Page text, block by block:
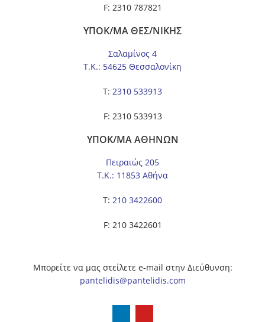
F: 2310 787821
ΥΠΟΚ/ΜΑ ΘΕΣ/ΝΙΚΗΣ
Σαλαμίνος 4
Τ.Κ.: 54625 Θεσσαλονίκη
Τ: 2310 533913
F: 2310 533913
ΥΠΟΚ/ΜΑ ΑΘΗΝΩΝ
Πειραιώς 205
Τ.Κ.: 11853 Αθήνα
Τ: 210 3422600
F: 210 3422601
Μπορείτε να μας στείλετε e-mail στην Διεύθυνση:
pantelidis@pantelidis.com